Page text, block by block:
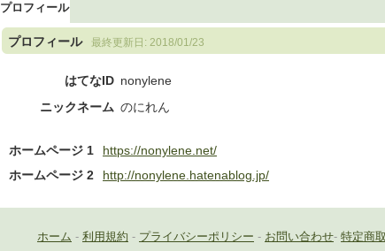
プロフィール
プロフィール 最終更新日: 2018/01/23
はてなID nonylene
ニックネーム のにれん
ホームページ 1
https://nonylene.net/
ホームページ 2
http://nonylene.hatenablog.jp/
ホーム - 利用規約 - プライバシーポリシー - お問い合わせ- 特定商